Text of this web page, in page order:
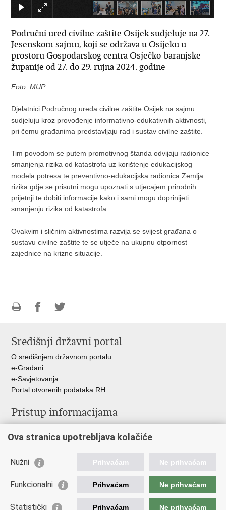
Područni ured civilne zaštite Osijek sudjeluje na 27.
Jesenskom sajmu, koji se održava u Osijeku u
prostoru Gospodarskog centra Osječko-baranjske
županije od 27. do 29. rujna 2024. godine
Foto: MUP
Djelatnici Područnog ureda civilne zaštite Osijek na sajmu
sudjeluju kroz provođenje informativno-edukativnih aktivnosti,
pri čemu građanima predstavljaju rad i sustav civilne zaštite.
Tim povodom se putem promotivnog štanda odvijaju radionice
smanjenja rizika od katastrofa uz korištenje edukacijskog
modela potresa te preventivno-edukacijska radionica Zemlja
rizika gdje se prisutni mogu upoznati s utjecajem prirodnih
prijetnji te dobiti informacije kako i sami mogu doprinijeti
smanjenju rizika od katastrofa.
Ovakvim i sličnim aktivnostima razvija se svijest građana o
sustavu civilne zaštite te se utječe na ukupnu otpornost
zajednice na krizne situacije.
FacebookuTwitteru
Središnji državni portal
O središnjem državnom portalu
e-Građani
e-Savjetovanja
Portal otvorenih podataka RH
Pristup informacijama
Savjetovanje
Zapošljavanje
Odnosi s javnošću
Važne poveznice
Ova stranica upotrebljava kolačiće
Nužni Prihvaćam Ne prihvaćam
Funkcionalni Prihvaćam Ne prihvaćam
Statistički Prihvaćam Ne prihvaćam